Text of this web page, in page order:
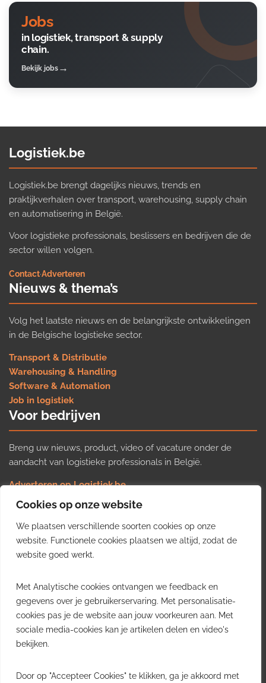
Cookies op onze website
We plaatsen verschillende soorten cookies op onze
website. Functionele cookies plaatsen we altijd, zodat de
website goed werkt.
Met Analytische cookies ontvangen we feedback en
gegevens over je gebruikerservaring. Met personalisatie-
cookies pas je de website aan jouw voorkeuren aan. Met
sociale media-cookies kan je artikelen delen en video's
bekijken.
Door op "Accepteer Cookies" te klikken, ga je akkoord met
Jobs
in logistiek, transport & supply
chain.
Bekijk jobs
Logistiek.be
Logistiek.be brengt dagelijks nieuws, trends en
praktijkverhalen over transport, warehousing, supply chain
en automatisering in België.
Voor logistieke professionals, beslissers en bedrijven die de
sector willen volgen.
Contact·Adverteren
Nieuws & thema’s
Volg het laatste nieuws en de belangrijkste ontwikkelingen
in de Belgische logistieke sector.
Transport & Distributie
Warehousing & Handling
Software & Automation
Job in logistiek
Voor bedrijven
Breng uw nieuws, product, video of vacature onder de
aandacht van logistieke professionals in België.
Adverteren op Logistiek.be
Nieuws insturen
Uw video op Logistiek.TV
Job plaatsen
Gratis wekelijkse update
inzichten uit de Belgische logistieke sector in uw inbox.
Ontvang je gratis
wekelijkse update
Uitschrijven kan altijd.